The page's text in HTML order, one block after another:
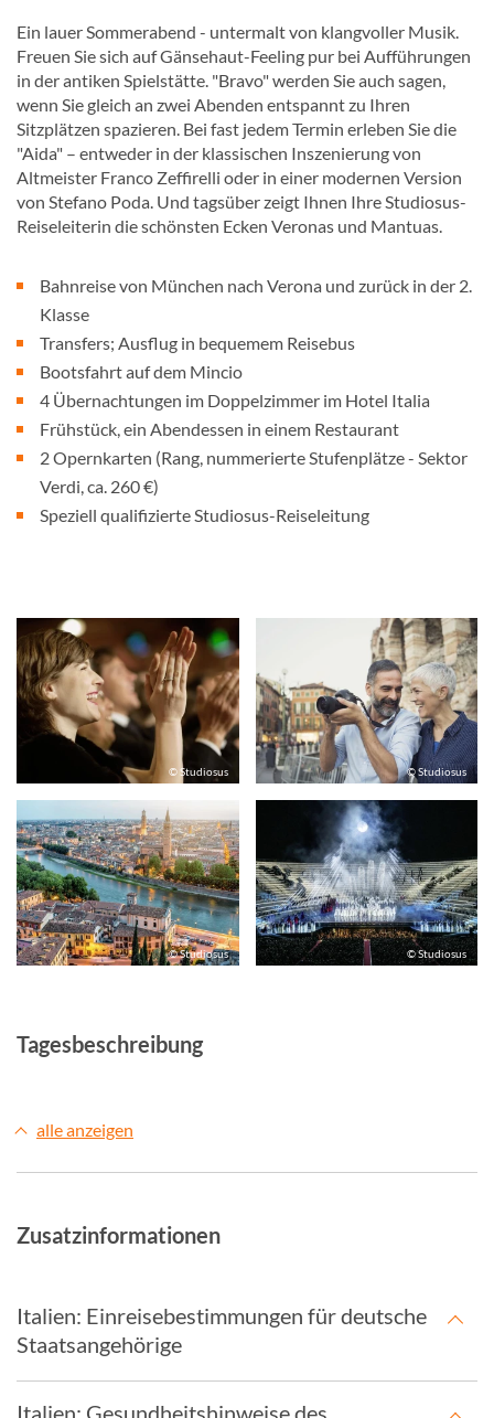
Ein lauer Sommerabend - untermalt von klangvoller Musik.
Freuen Sie sich auf Gänsehaut-Feeling pur bei Aufführungen
in der antiken Spielstätte. "Bravo" werden Sie auch sagen,
wenn Sie gleich an zwei Abenden entspannt zu Ihren
Sitzplätzen spazieren. Bei fast jedem Termin erleben Sie die
"Aida" – entweder in der klassischen Inszenierung von
Altmeister Franco Zeffirelli oder in einer modernen Version
von Stefano Poda. Und tagsüber zeigt Ihnen Ihre Studiosus-
Reiseleiterin die schönsten Ecken Veronas und Mantuas.
Bahnreise von München nach Verona und zurück in der 2.
Klasse
Transfers; Ausflug in bequemem Reisebus
Bootsfahrt auf dem Mincio
4 Übernachtungen im Doppelzimmer im Hotel Italia
Frühstück, ein Abendessen in einem Restaurant
2 Opernkarten (Rang, nummerierte Stufenplätze - Sektor
Verdi, ca. 260 €)
Speziell qualifizierte Studiosus-Reiseleitung
© Studiosus © Studiosus
© Studiosus © Studiosus
Tagesbeschreibung
alle anzeigen
Zusatzinformationen
Italien: Einreisebestimmungen für deutsche
Staatsangehörige
Italien: Gesundheitshinweise des